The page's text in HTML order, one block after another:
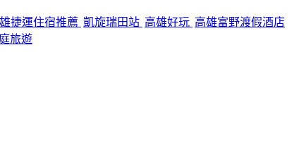
捷運住宿推薦 凱旋瑞田站 高雄好玩 高雄富野渡假酒店
旅遊